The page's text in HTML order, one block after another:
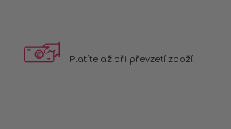
Platíte až při převzetí zboží!